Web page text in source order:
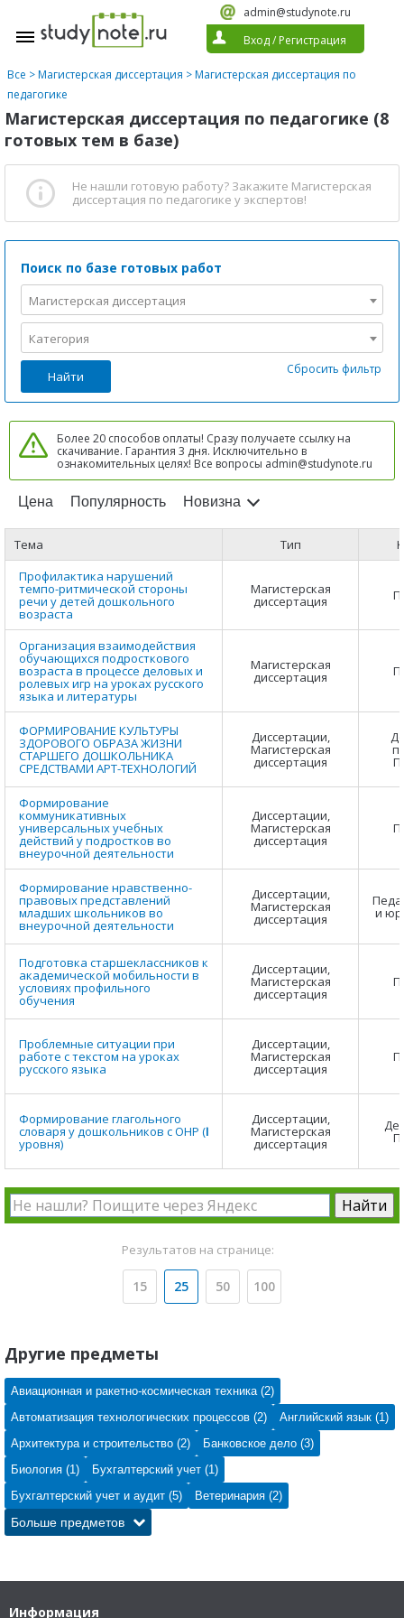
admin@studynote.ru
Вход/ Регистрация
Все >Магистерская диссертация >Магистерская диссертация по
педагогике
Магистерская диссертация по педагогике (8
готовых тем в базе)
Не нашли готовую работу? Закажите Магистерская
диссертация по педагогике у экспертов!
Поиск по базе готовых работ
Магистерская диссертация
Категория
Найти Сбросить фильтр
Более 20 способов оплаты! Сразу получаете ссылку на
скачивание. Гарантия 3 дня. Исключительно в
ознакомительных целях! Все вопросы admin@studynote.ru
Цена Популярность Новизна
Тема Тип
Профилактика нарушений
темпо-ритмической стороны
речи у детей дошкольного
возраста
Магистерская
диссертация
Организация взаимодействия
обучающихся подросткового
возраста в процессе деловых и
ролевых игр на уроках русского
языка и литературы
Магистерская
диссертация
ФОРМИРОВАНИЕ КУЛЬТУРЫ
ЗДОРОВОГО ОБРАЗА ЖИЗНИ
СТАРШЕГО ДОШКОЛЬНИКА
СРЕДСТВАМИ АРТ-ТЕХНОЛОГИЙ
Диссертации,
Магистерская
диссертация
Формирование
коммуникативных
универсальных учебных
действий у подростков во
внеурочной деятельности
Диссертации,
Магистерская
диссертация
Формирование нравственно-
правовых представлений
младших школьников во
внеурочной деятельности
Диссертации,
Магистерская
диссертация и
Подготовка старшеклассников к
академической мобильности в
условиях профильного
обучения
Диссертации,
Магистерская
диссертация
Проблемные ситуации при
работе с текстом на уроках
русского языка
Диссертации,
Магистерская
диссертация
Формирование глагольного
словаря у дошкольников с ОНР (ӀӀӀ
уровня)
Диссертации,
Магистерская
диссертация
Результатов на странице:
15 25 50 100
Другие предметы
Авиационная и ракетно-космическая техника (2)
Автоматизация технологических процессов (2)
Английский язык (1)
Архитектура и строительство (2)
Банковское дело (3)
Биология (1)
Бухгалтерский учет (1)
Бухгалтерский учет и аудит (5)
Ветеринария (2)
Больше предметов
Информация